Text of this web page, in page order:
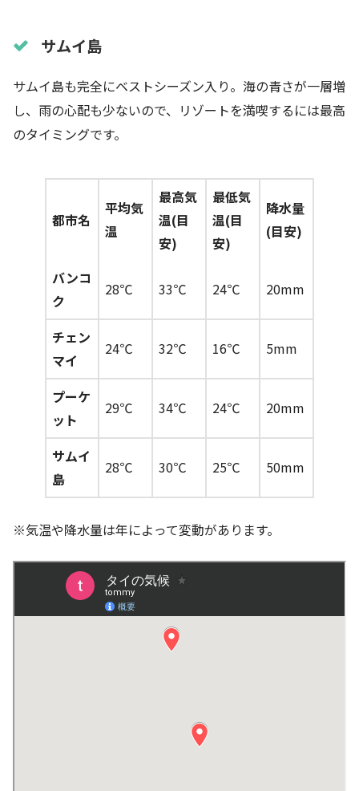
サムイ島
サムイ島も完全にベストシーズン入り。海の青さが一層増
し、雨の心配も少ないので、リゾートを満喫するには最高
のタイミングです。
都市名
平均気
温
最高気
温(目
安)
最低気
温(目
安)
降水量
(目安)
バンコ
ク
28℃ 33℃ 24℃ 20mm
チェン
マイ
24℃ 32℃ 16℃ 5mm
プーケ
ット
29℃ 34℃ 24℃ 20mm
サムイ
島
28℃ 30℃ 25℃ 50mm
※気温や降水量は年によって変動があります。